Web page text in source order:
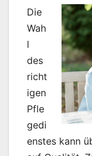
Die
Wah
l
des
richt
igen
Pfle
gedi
enstes kann